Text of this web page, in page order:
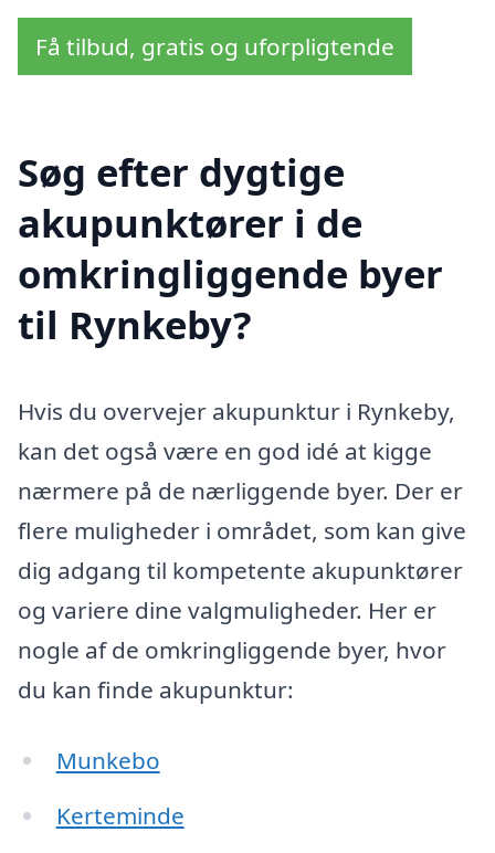
Få tilbud, gratis og uforpligtende
Søg efter dygtige
akupunktører i de
omkringliggende byer
til Rynkeby?
Hvis du overvejer akupunktur i Rynkeby,
kan det også være en god idé at kigge
nærmere på de nærliggende byer. Der er
flere muligheder i området, som kan give
dig adgang til kompetente akupunktører
og variere dine valgmuligheder. Her er
nogle af de omkringliggende byer, hvor
du kan finde akupunktur:
Munkebo
Kerteminde